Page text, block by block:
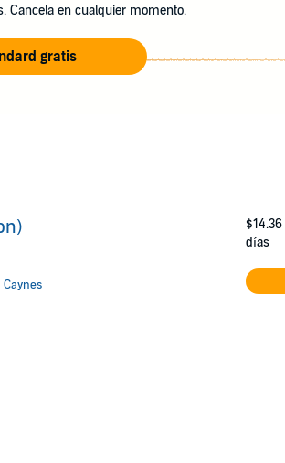
Cancela en cualquier momento.
gratis
$14.36
días